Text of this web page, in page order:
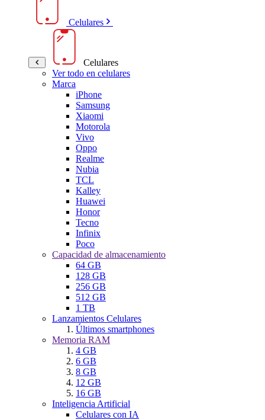
Celulares
Celulares
Ver todo en celulares
Marca
iPhone
Samsung
Xiaomi
Motorola
Vivo
Oppo
Realme
Nubia
TCL
Kalley
Huawei
Honor
Tecno
Infinix
Poco
Capacidad de almacenamiento
64 GB
128 GB
256 GB
512 GB
1 TB
Lanzamientos Celulares
Últimos smartphones
Memoria RAM
4 GB
6 GB
8 GB
12 GB
16 GB
Inteligencia Artificial
Celulares con IA